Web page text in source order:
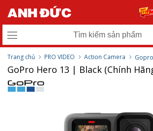
Trang chủ PRO VIDEO Action Camera Gopro
GoPro Hero 13 | Black (Chính